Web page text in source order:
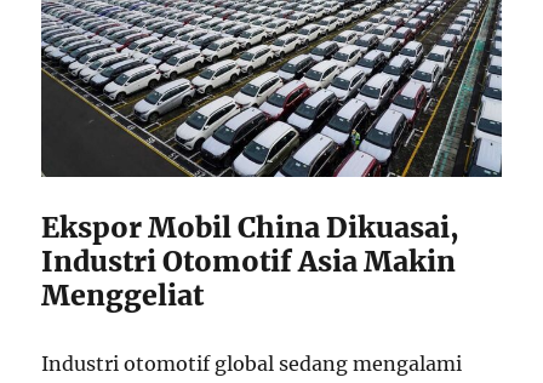
Ekspor Mobil China Dikuasai,
Industri Otomotif Asia Makin
Menggeliat
Industri otomotif global sedang mengalami